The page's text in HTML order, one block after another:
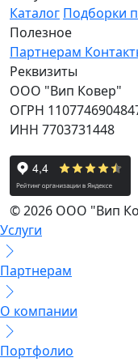
Каталог Подборки
Полезное
Партнерам
Реквизиты
ООО "Вип Ковер"
ОГРН
ИНН 7703731448
© 2026 ООО "Вип
Услуги
Партнерам
О компании
Портфолио